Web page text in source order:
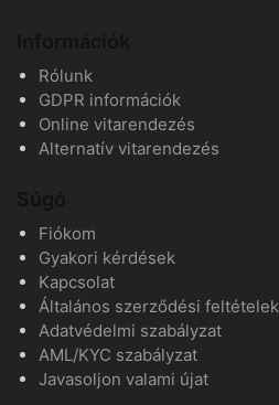
Rólunk
GDPR információk
Online vitarendezés
Alternatív vitarendezés
Fiókom
Gyakori kérdések
Kapcsolat
Általános szerződési feltételek
Adatvédelmi szabályzat
AML/KYC szabályzat
Javasoljon valami újat